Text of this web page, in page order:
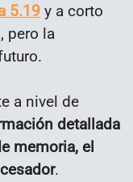
5.19 y a corto
pero la
a nivel de
detallada
memoria, el
.